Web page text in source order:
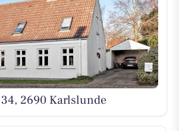
2690 Karlslunde